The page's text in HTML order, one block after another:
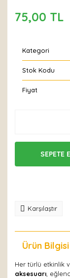
75,00 TL
Kategori
Stok Kodu
Fiyat
SEPETE
Karşılaştır
Ürün Bilgisi
Her türlü etkinlik
aksesuarı ,